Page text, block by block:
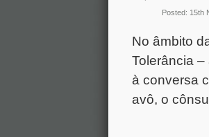
Posted: 15th
No âmbito
Tolerância
à conversa
avô, o